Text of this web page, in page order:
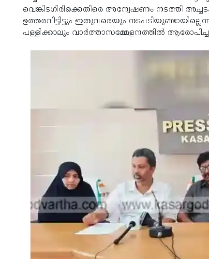
വെങ്കിടഗിരിക്കെതിരെ അന്വേഷണം നടത്തി
ഉത്തരവിട്ടിട്ടും ഇതുവരെയും
പള്ളിക്കാലും വാര്‍ത്താസമ്മേളനത്തില്‍